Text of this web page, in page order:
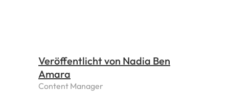
Veröffentlicht von Nadia Ben
Amara
Content Manager